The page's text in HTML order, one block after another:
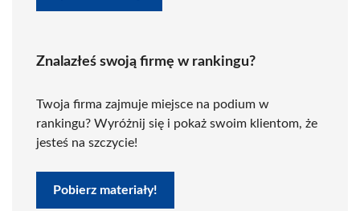
Znalazłeś swoją firmę w rankingu?
Twoja firma zajmuje miejsce na podium w
rankingu? Wyróżnij się i pokaż swoim klientom, że
jesteś na szczycie!
Pobierz materiały!